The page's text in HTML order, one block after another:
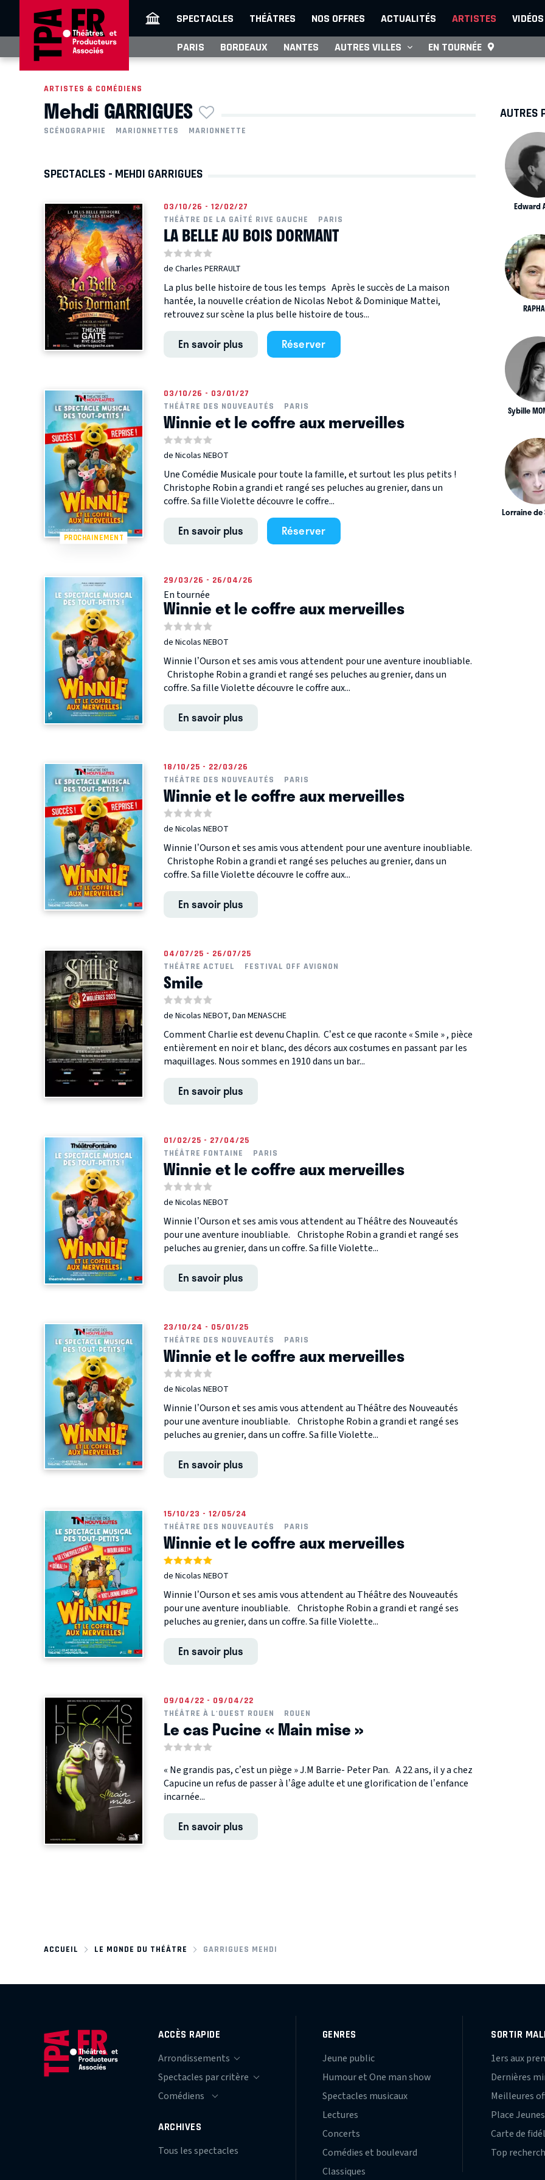
SPECTACLES THÉÂTRES NOS OFFRES ACTUALITÉS ARTISTES VIDÉOS
PARIS BORDEAUX NANTES AUTRES VILLES EN TOURNÉE
ARTISTES & COMÉDIENS
Mehdi GARRIGUES
SCÉNOGRAPHIE MARIONNETTES MARIONNETTE
SPECTACLES - MEHDI GARRIGUES
03/10/26 - 12/02/27
THÉÂTRE DE LA GAÎTÉ RIVE GAUCHE
PARIS
LA BELLE AU BOIS DORMANT
de Charles PERRAULT
La plus belle histoire de tous les temps Après le succès de La maison
hantée, la nouvelle création de Nicolas Nebot & Dominique Mattei,
retrouvez sur scène la plus belle histoire de tous...
En savoir plus Réserver
PROCHAINEMENT
03/10/26 - 03/01/27
THÉÂTRE DES NOUVEAUTÉS
PARIS
Winnie et le coffre aux merveilles
de Nicolas NEBOT
Une Comédie Musicale pour toute la famille, et surtout les plus petits !
Christophe Robin a grandi et rangé ses peluches au grenier, dans un
coffre. Sa fille Violette découvre le coffre...
En savoir plus Réserver
29/03/26 - 26/04/26
En tournée
Winnie et le coffre aux merveilles
de Nicolas NEBOT
Winnie l’Ourson et ses amis vous attendent pour une aventure inoubliable.
Christophe Robin a grandi et rangé ses peluches au grenier, dans un
coffre. Sa fille Violette découvre le coffre aux...
En savoir plus
18/10/25 - 22/03/26
THÉÂTRE DES NOUVEAUTÉS
PARIS
Winnie et le coffre aux merveilles
de Nicolas NEBOT
Winnie l’Ourson et ses amis vous attendent pour une aventure inoubliable.
Christophe Robin a grandi et rangé ses peluches au grenier, dans un
coffre. Sa fille Violette découvre le coffre aux...
En savoir plus
04/07/25 - 26/07/25
THÉÂTRE ACTUEL
FESTIVAL OFF AVIGNON
Smile
de Nicolas NEBOT, Dan MENASCHE
Comment Charlie est devenu Chaplin. C’est ce que raconte « Smile » , pièce
entièrement en noir et blanc, des décors aux costumes en passant par les
maquillages. Nous sommes en 1910 dans un bar...
En savoir plus
01/02/25 - 27/04/25
THÉÂTRE FONTAINE
PARIS
Winnie et le coffre aux merveilles
de Nicolas NEBOT
Winnie l’Ourson et ses amis vous attendent au Théâtre des Nouveautés
pour une aventure inoubliable. Christophe Robin a grandi et rangé ses
peluches au grenier, dans un coffre. Sa fille Violette...
En savoir plus
23/10/24 - 05/01/25
THÉÂTRE DES NOUVEAUTÉS
PARIS
Winnie et le coffre aux merveilles
de Nicolas NEBOT
Winnie l’Ourson et ses amis vous attendent au Théâtre des Nouveautés
pour une aventure inoubliable. Christophe Robin a grandi et rangé ses
peluches au grenier, dans un coffre. Sa fille Violette...
En savoir plus
15/10/23 - 12/05/24
THÉÂTRE DES NOUVEAUTÉS
PARIS
Winnie et le coffre aux merveilles
de Nicolas NEBOT
Winnie l’Ourson et ses amis vous attendent au Théâtre des Nouveautés
pour une aventure inoubliable. Christophe Robin a grandi et rangé ses
peluches au grenier, dans un coffre. Sa fille Violette...
En savoir plus
09/04/22 - 09/04/22
THÉÂTRE À L'OUEST ROUEN
ROUEN
Le cas Pucine « Main mise »
« Ne grandis pas, c’est un piège » J.M Barrie- Peter Pan. A 22 ans, il y a chez
Capucine un refus de passer à l’âge adulte et une glorification de l’enfance
incarnée...
En savoir plus
AUTRES
Edward
Sybille
Lorraine de
ACCUEIL LE MONDE DU THÉÂTRE GARRIGUES MEHDI
ACCÈS RAPIDE
ARCHIVES
Tous les spectacles
GENRES
Jeune public
Humour et One man show
Spectacles musicaux
Lectures
Concerts
Comédies et boulevard
Classiques
SORTIR
1ers aux
Dernières
Meilleures
Place Jeunes
Carte de
Top